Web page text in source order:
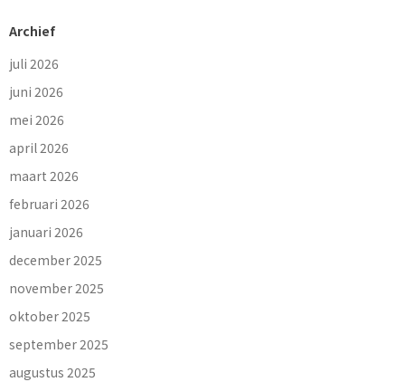
Archief
juli 2026
juni 2026
mei 2026
april 2026
maart 2026
februari 2026
januari 2026
december 2025
november 2025
oktober 2025
september 2025
augustus 2025